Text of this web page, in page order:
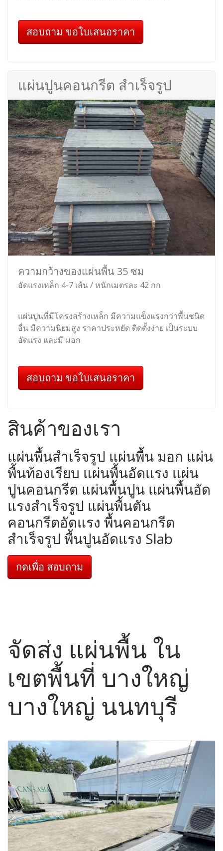
สอบถาม ขอใบเสนอราคา
แผ่นปูนคอนกรีต สำเร็จรูป
ความกว้างของแผ่นพื้น 35 ซม
อัดแรงเหล็ก 4-7 เส้น / หนักเมตรละ 42 กก
แผ่นปูนที่มีโครงสร้างเหล็ก มีความแข็งแรงกว่าพื้นชนิด
อื่น มีความนิยมสูง ราคาประหยัด ติดตั้งง่าย เป็นระบบ
อัดแรง และมี มอก
สอบถาม ขอใบเสนอราคา
สินค้าของเรา
แผ่นพื้นสำเร็จรูป แผ่นพื้น มอก แผ่น
พื้นท้องเรียบ แผ่นพื้นอัดแรง แผ่น
ปูนคอนกรีต แผ่นพื้นปูน แผ่นพื้นอัด
แรงสำเร็จรูป แผ่นพื้นตัน
คอนกรีตอัดแรง พื้นคอนกรีต
สำเร็จรูป พื้นปูนอัดแรง Slab
กดเพื่อ สอบถาม
จัดส่ง แผ่นพื้น ใน
เขตพื้นที่ บางใหญ่
บางใหญ่ นนทบุรี